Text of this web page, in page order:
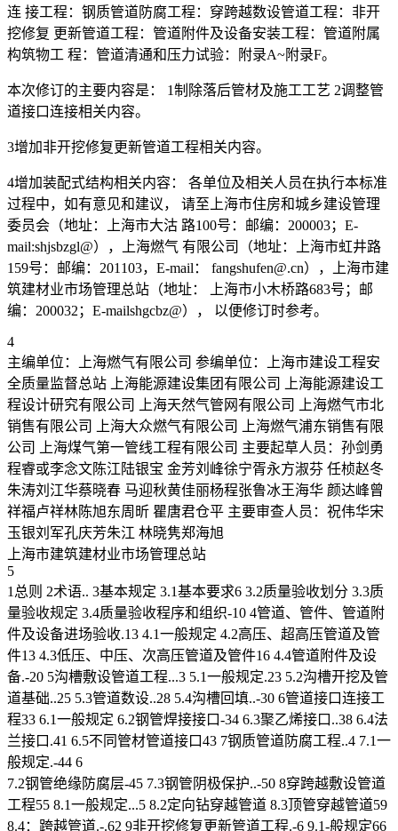
连 接工程：钢质管道防腐工程：穿跨越数设管道工程：非开
挖修复 更新管道工程：管道附件及设备安装工程：管道附属
构筑物工 程：管道清通和压力试验：附录A~附录F。
本次修订的主要内容是： 1制除落后管材及施工工艺 2调整管
道接口连接相关内容。
3增加非开挖修复更新管道工程相关内容。
4增加装配式结构相关内容： 各单位及相关人员在执行本标准
过程中，如有意见和建议， 请至上海市住房和城乡建设管理
委员会（地址：上海市大沽 路100号：邮编：200003；E-
mail:shjsbzgl@），上海燃气 有限公司（地址：上海市虹井路
159号：邮编：201103，E-mail： fangshufen@.cn），上海市建
筑建材业市场管理总站（地址： 上海市小木桥路683号；邮
编：200032；E-mailshgcbz@）， 以便修订时参考。
4
主编单位：上海燃气有限公司 参编单位：上海市建设工程安
全质量监督总站 上海能源建设集团有限公司 上海能源建设工
程设计研究有限公司 上海天然气管网有限公司 上海燃气市北
销售有限公司 上海大众燃气有限公司 上海燃气浦东销售有限
公司 上海煤气第一管线工程有限公司 主要起草人员：孙剑勇
程睿或李念文陈江陆银宝 金芳刘峰徐宁胥永方淑芬 任桢赵冬
朱涛刘江华蔡晓春 马迎秋黄佳丽杨程张鲁冰王海华 颜达峰曾
祥福卢祥林陈旭东周昕 瞿唐君仓平 主要审查人员：祝伟华宋
玉银刘军孔庆芳朱江 林晓隽郑海旭
上海市建筑建材业市场管理总站
5
1总则 2术语.. 3基本规定 3.1基本要求6 3.2质量验收划分 3.3质
量验收规定 3.4质量验收程序和组织-10 4管道、管件、管道附
件及设备进场验收.13 4.1一般规定 4.2高压、超高压管道及管
件13 4.3低压、中压、次高压管道及管件16 4.4管道附件及设
备.-20 5沟槽敷设管道工程...3 5.1一般规定.23 5.2沟槽开挖及管
道基础..25 5.3管道数设..28 5.4沟槽回填..-30 6管道接口连接工
程33 6.1一般规定 6.2钢管焊接接口-34 6.3聚乙烯接口..38 6.4法
兰接口.41 6.5不同管材管道接口43 7钢质管道防腐工程..4 7.1一
般规定.-44 6
7.2钢管绝缘防腐层-45 7.3钢管阴极保护..-50 8穿跨越敷设管道
工程55 8.1一般规定...5 8.2定向钻穿越管道 8.3顶管穿越管道59
8.4：跨越管道.-.62 9非开挖修复更新管道工程.-6 9.1-般规定66